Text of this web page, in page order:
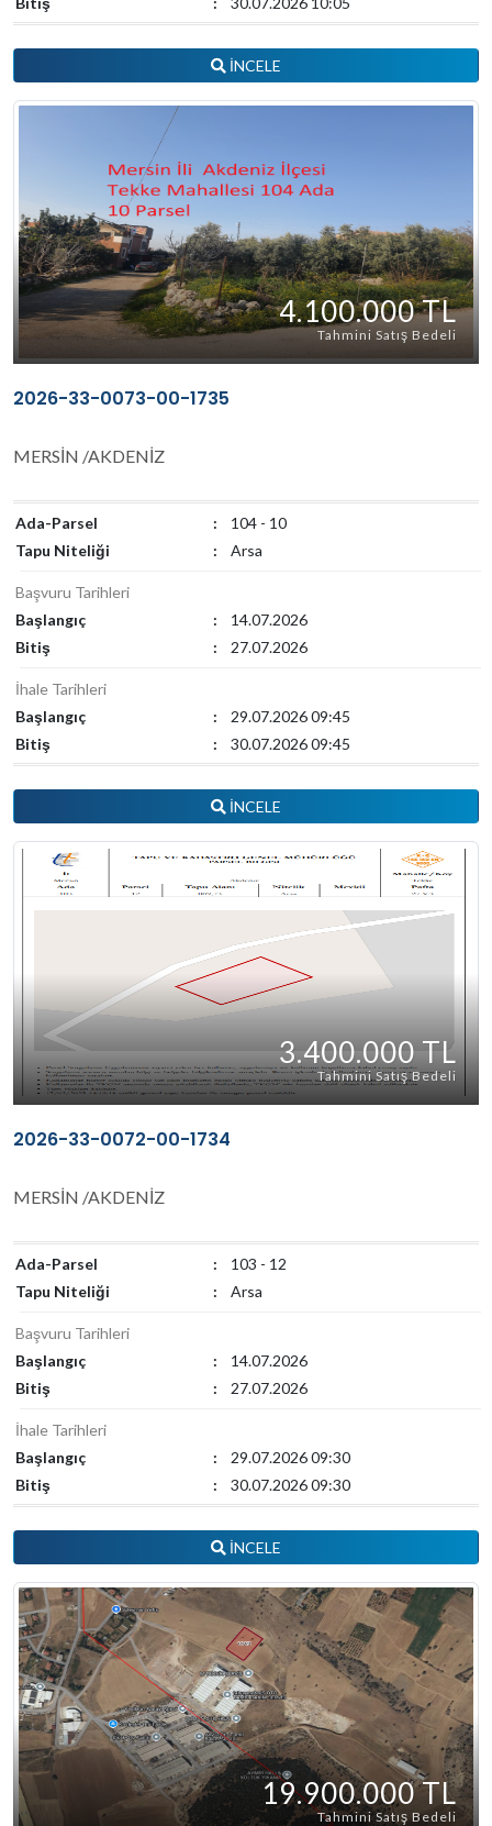
İNCELE
4.100.000 TL
Tahmini Satış Bedeli
2026-33-0073-00-1735
MERSİN /AKDENİZ
Ada-Parsel :
104 - 10
Tapu Niteliği
: Arsa
Başvuru Tarihleri
Başlangıç
:
14.07.2026
Bitiş
: 27.07.2026
İhale Tarihleri
Başlangıç
:
29.07.2026 09:45
Bitiş
: 30.07.2026 09:45
İNCELE
3.400.000 TL
Tahmini Satış Bedeli
2026-33-0072-00-1734
MERSİN /AKDENİZ
Ada-Parsel :
103 - 12
Tapu Niteliği
: Arsa
Başvuru Tarihleri
Başlangıç
:
14.07.2026
Bitiş
: 27.07.2026
İhale Tarihleri
Başlangıç
:
29.07.2026 09:30
Bitiş
: 30.07.2026 09:30
İNCELE
19.900.000 TL
Tahmini Satış Bedeli